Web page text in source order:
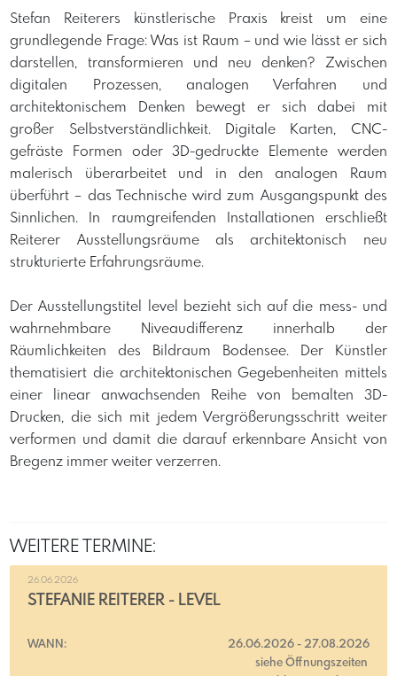
Stefan Reiterers künstlerische Praxis kreist um eine
grundlegende Frage: Was ist Raum – und wie lässt er sich
darstellen, transformieren und neu denken? Zwischen
digitalen Prozessen, analogen Verfahren und
architektonischem Denken bewegt er sich dabei mit
großer Selbstverständlichkeit. Digitale Karten, CNC-
gefräste Formen oder 3D-gedruckte Elemente werden
malerisch überarbeitet und in den analogen Raum
überführt – das Technische wird zum Ausgangspunkt des
Sinnlichen. In raumgreifenden Installationen erschließt
Reiterer Ausstellungsräume als architektonisch neu
strukturierte Erfahrungsräume.
Der Ausstellungstitel level bezieht sich auf die mess- und
wahrnehmbare Niveaudifferenz innerhalb der
Räumlichkeiten des
Bildraum
Bodensee. Der Künstler
thematisiert die architektonischen Gegebenheiten mittels
einer linear anwachsenden Reihe von bemalten 3D-
Drucken, die sich mit jedem Vergrößerungsschritt weiter
verformen und damit die darauf erkennbare Ansicht von
Bregenz immer weiter verzerren.
WEITERE TERMINE:
26.06.2026
STEFANIE REITERER - LEVEL
WANN: 26.06.2026- 27.08.2026
siehe Öffnungszeiten